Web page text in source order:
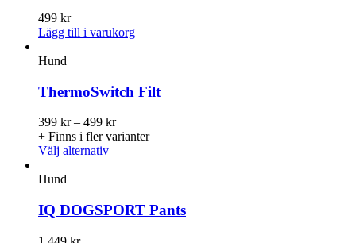
499 kr
Lägg till i varukorg
Hund
ThermoSwitch Filt
399 kr – 499 krPrisintervall:
399
+ Finns i fler varianter
Välj alternativDen
flera
varianter.
Hund
IQ DOGSPORT Pants